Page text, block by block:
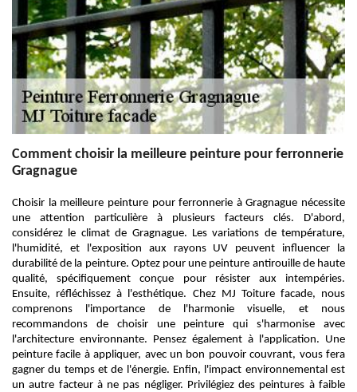
Comment choisir la meilleure peinture pour ferronnerie
Gragnague
Choisir la meilleure peinture pour ferronnerie à Gragnague nécessite
une attention particulière à plusieurs facteurs clés. D'abord,
considérez le climat de Gragnague. Les variations de température,
l'humidité, et l'exposition aux rayons UV peuvent influencer la
durabilité de la peinture. Optez pour une peinture antirouille de haute
qualité, spécifiquement conçue pour résister aux intempéries.
Ensuite, réfléchissez à l'esthétique. Chez MJ Toiture facade, nous
comprenons l'importance de l'harmonie visuelle, et nous
recommandons de choisir une peinture qui s'harmonise avec
l'architecture environnante. Pensez également à l'application. Une
peinture facile à appliquer, avec un bon pouvoir couvrant, vous fera
gagner du temps et de l'énergie. Enfin, l'impact environnemental est
un autre facteur à ne pas négliger. Privilégiez des peintures à faible